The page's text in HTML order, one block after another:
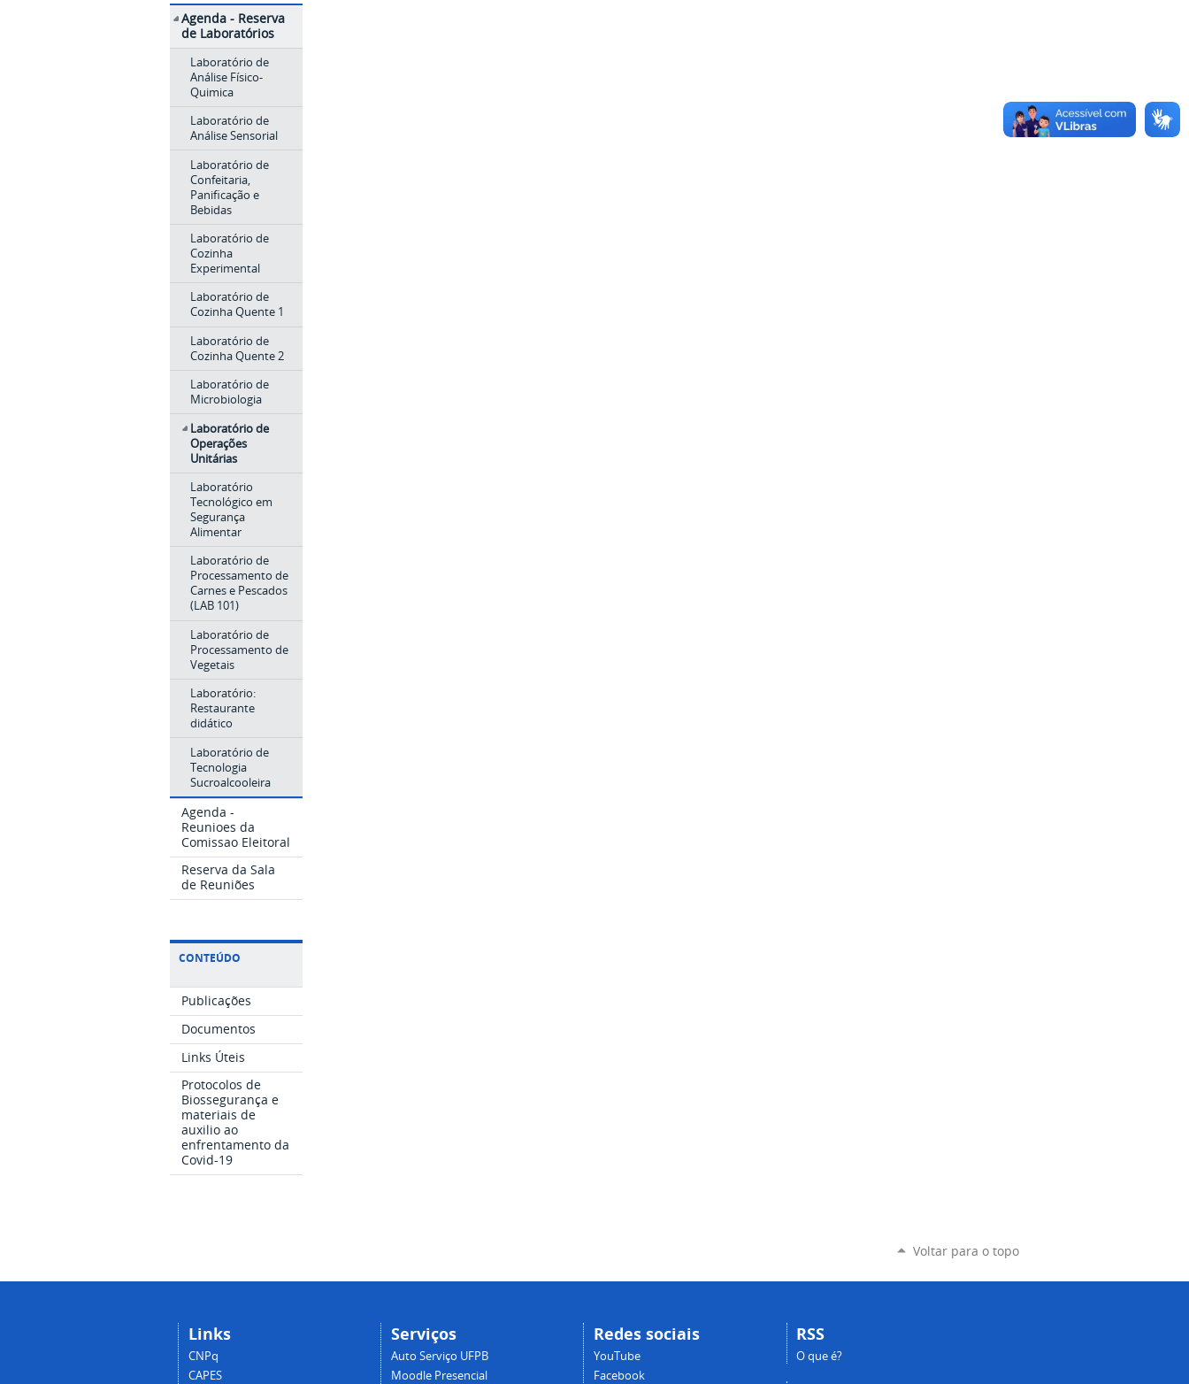
Agenda - Reserva
de Laboratórios
Laboratório de
Análise Físico-
Quimica
Laboratório de
Análise Sensorial
Laboratório de
Confeitaria,
Panificação e
Bebidas
Laboratório de
Cozinha
Experimental
Laboratório de
Cozinha Quente 1
Laboratório de
Cozinha Quente 2
Laboratório de
Microbiologia
Laboratório de
Operações
Unitárias
Laboratório
Tecnológico em
Segurança
Alimentar
Laboratório de
Processamento de
Carnes e Pescados
(LAB 101)
Laboratório de
Processamento de
Vegetais
Laboratório:
Restaurante
didático
Laboratório de
Tecnologia
Sucroalcooleira
Agenda -
Reunioes da
Comissao Eleitoral
Reserva da Sala
de Reuniões
CONTEÚDO
Publicações
Documentos
Links Úteis
Protocolos de
Biossegurança e
materiais de
auxilio ao
enfrentamento da
Covid-19
Voltar para o topo
Links
CNPq
CAPES
Serviços
Auto Serviço UFPB
Moodle Presencial
Redes sociais
YouTube
Facebook
RSS
O que é?